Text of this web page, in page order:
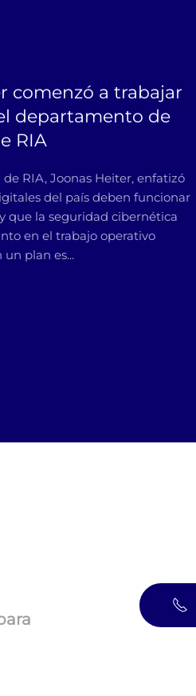
comenzó a trabajar
departamento de
RIA
RIA, Joonas Heiter, enfatizó
del país deben funcionar
que la seguridad cibernética
en el trabajo operativo
plan es...